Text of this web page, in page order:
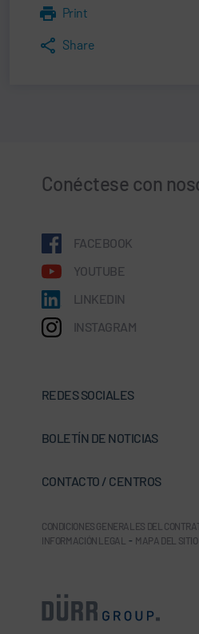
Print
Share
Conéctese con
FACEBOOK
YOUTUBE
LINKEDIN
INSTAGRAM
REDES SOCIALES
BOLETÍN DE NOTICIAS
CONTACTO / CENTROS
CONDICIONES GENERALES DEL
INFORMACIÓN LEGAL - MAPA DEL SITIO